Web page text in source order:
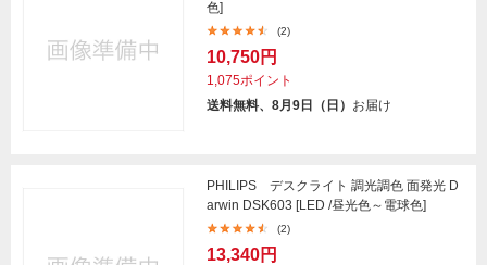
色]
(2)
10,750円
1,075ポイント
送料無料、8月9日（日） お届け
PHILIPS デスクライト 調光調色 面発光 D
arwin DSK603 [LED /昼光色～電球色]
(2)
13,340円